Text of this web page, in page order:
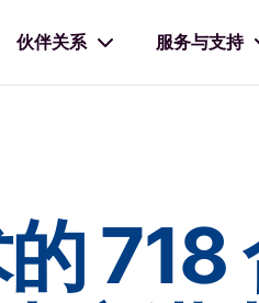
伙伴关系 服务与支持
718